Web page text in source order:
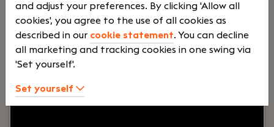
€
3500
Your role:Bij Dijkland administratie- en
and adjust your preferences. By clicking 'Allow all
cookies', you agree to the use of all cookies as
described in our cookie statement. You can decline
all marketing and tracking cookies in one swing via
'Set yourself'.
Set yourself